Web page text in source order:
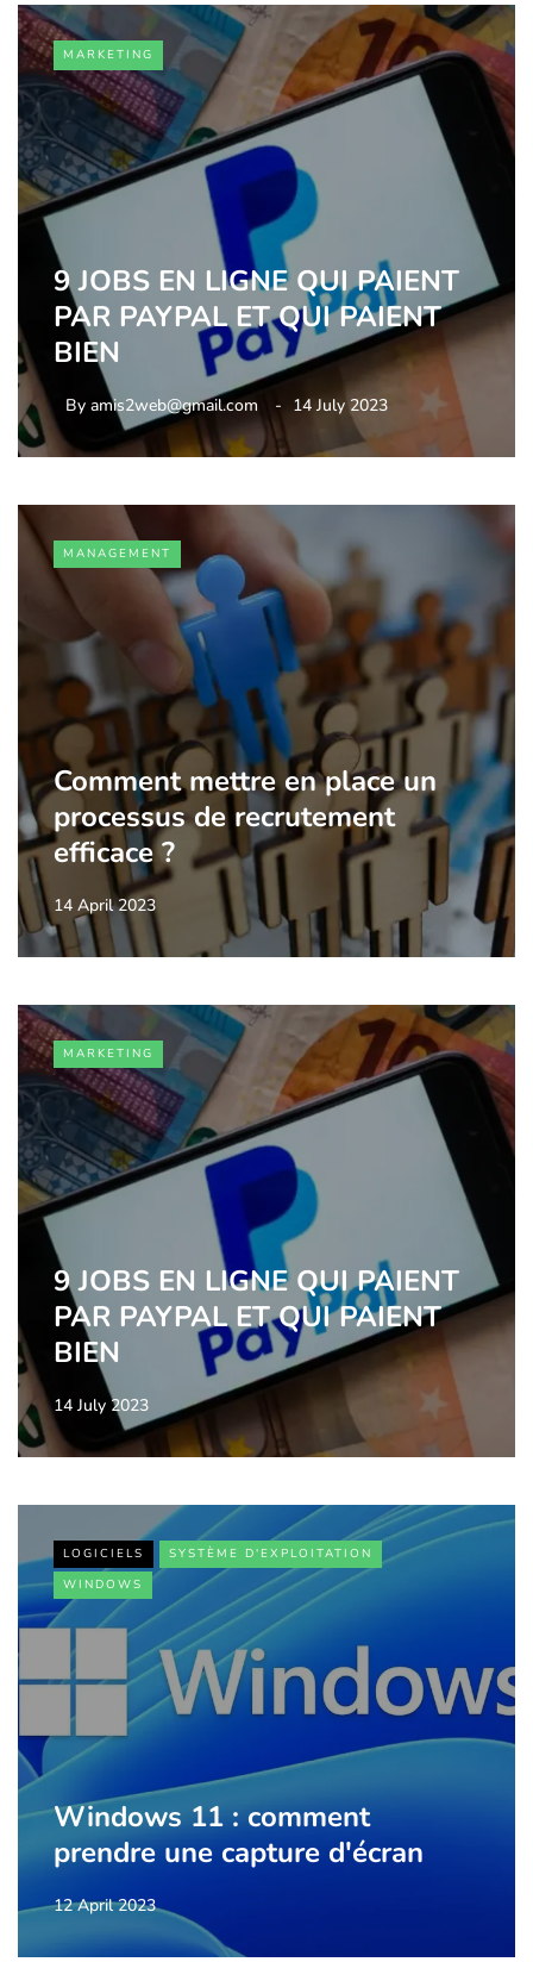
MARKETING
9 JOBS EN LIGNE QUI PAIENT
PAR PAYPAL ET QUI PAIENT
BIEN
By amis2web@gmail.com 14 July 2023
MANAGEMENT
Comment mettre en place un
processus de recrutement
efficace ?
14 April 2023
MARKETING
9 JOBS EN LIGNE QUI PAIENT
PAR PAYPAL ET QUI PAIENT
BIEN
14 July 2023
LOGICIELS
SYSTÈME D'EXPLOITATION
WINDOWS
Windows 11 : comment
prendre une capture d'écran
12 April 2023